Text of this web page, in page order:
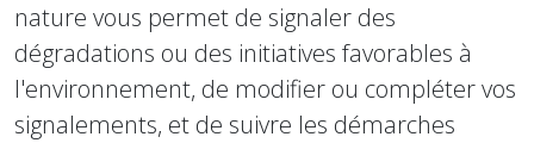
nature vous permet de signaler des
dégradations ou des initiatives favorables à
l'environnement, de modifier ou compléter vos
signalements, et de suivre les démarches